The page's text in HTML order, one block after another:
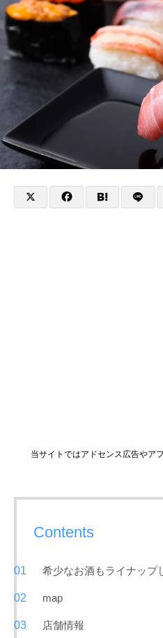
当サイトではアドセンス広告やア
Contents
希少なお酒もライナップ
map
店舗情報